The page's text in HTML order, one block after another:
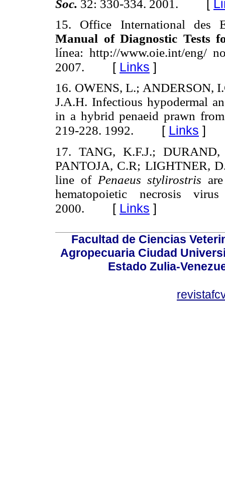
Soc. 32: 330-334. 2001. [
15. Office International des
Manual of Diagnostic Tests
línea: http://www.oie.int/eng/
2007. [ Links ]
16. OWENS, L.; ANDERSON,
J.A.H. Infectious hypodermal
in a hybrid penaeid prawn
219-228. 1992. [ Links ]
17. TANG, K.F.J.;
PANTOJA, C.R; LIGHTNER,
line of Penaeus stylirostris
hematopoietic necrosis
2000. [ Links ]
Facultad de Ciencias
Agropecuaria Ciudad
Estado Zulia-